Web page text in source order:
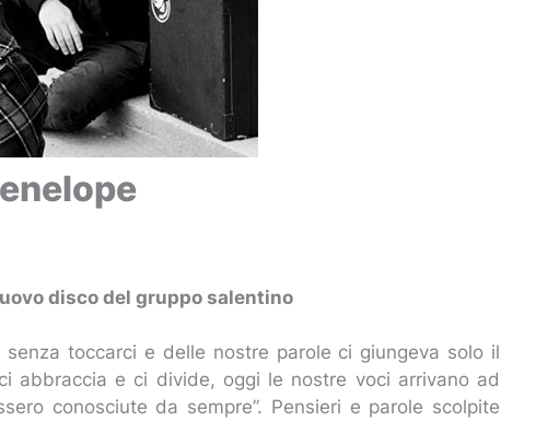
disco del gruppo salentino
toccarci e delle nostre parole ci giungeva solo il
abbraccia e ci divide, oggi le nostre voci arrivano ad
conosciute da sempre”. Pensieri e parole scolpite